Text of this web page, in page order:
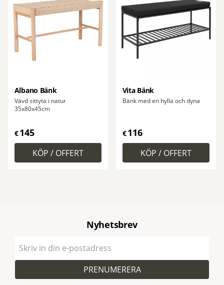
Albano Bänk
Vävd sittyta i natur
35x80x45cm
€145
Vita Bänk
Bänk med en hylla och dyna
€116
Nyhetsbrev
PRENUMERERA